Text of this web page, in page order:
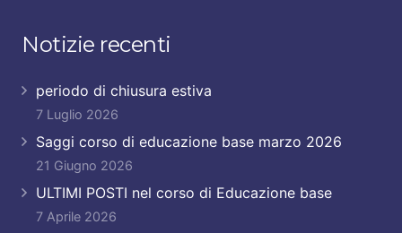
Notizie recenti
periodo di chiusura estiva
7 Luglio 2026
Saggi corso di educazione base marzo 2026
21 Giugno 2026
ULTIMI POSTI nel corso di Educazione base
7 Aprile 2026